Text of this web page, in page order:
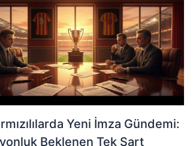
Yeni İmza Gündemi:
Beklenen Tek Şart